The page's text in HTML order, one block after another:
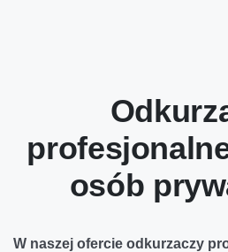
osób
W naszej ofercie odkurzaczy